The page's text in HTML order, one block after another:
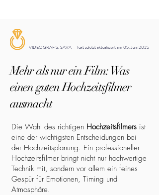
VIDEOGRAF S. SAVA – Text zuletzt aktualisiert am 05. Juni 2025
Mehr als nur ein Film: Was
einen guten Hochzeitsfilmer
ausmacht
Die Wahl des richtigen Hochzeitsfilmers ist
eine der wichtigsten Entscheidungen bei
der Hochzeitsplanung. Ein professioneller
Hochzeitsfilmer bringt nicht nur hochwertige
Technik mit, sondern vor allem ein feines
Gespür für Emotionen, Timing und
Atmosphäre.